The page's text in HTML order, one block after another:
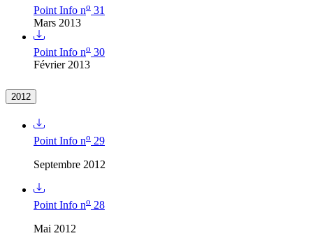
Point Info no 31
Mars 2013
Point Info no 30
Février 2013
2012
Point Info no 29
Septembre 2012
Point Info no 28
Mai 2012